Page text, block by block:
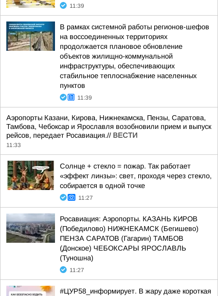
11:39
В рамках системной работы регионов-шефов
на воссоединенных территориях
продолжается плановое обновление
объектов жилищно-коммунальной
инфраструктуры, обеспечивающих
стабильное теплоснабжение населенных
пунктов
11:39
Аэропорты Казани, Кирова, Нижнекамска, Пензы, Саратова,
Тамбова, Чебоксар и Ярославля возобновили прием и выпуск
рейсов, передает Росавиация.// ВЕСТИ
11:33
Солнце + стекло = пожар. Так работает
«эффект линзы»: свет, проходя через стекло,
собирается в одной точке
11:27
Росавиация: Аэропорты. КАЗАНЬ КИРОВ
(Победилово) НИЖНЕКАМСК (Бегишево)
ПЕНЗА САРАТОВ (Гагарин) ТАМБОВ
(Донское) ЧЕБОКСАРЫ ЯРОСЛАВЛЬ
(Туношна)
11:27
#ЦУР58_информирует. В жару даже короткая